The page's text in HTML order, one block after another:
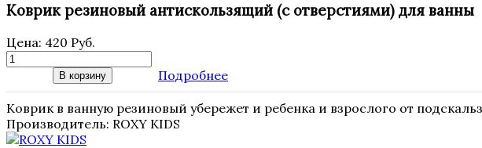
Коврик резиновый антискользящий (с отверстиями) для ванны
Цена: 420 Руб.
В корзину Подробнее
Коврик в ванную резиновый убережет и ребенка и взрослого от
Производитель: ROXY KIDS